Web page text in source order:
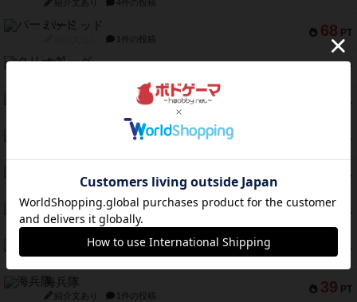
紹介文あり 4件の投稿
68 PT
パーミッド
1件の投稿
57 PT
クリーグ
PT
セミファイナル ～お前はまだ生きている～
PT
ふたつの街の物語
PT
紹介文あり 4件の投稿
PT
とうほうの！
紹介文なし 1件の投稿
42 PT
スターマイン・ラミー ポケット
紹介文あり 2件の投稿
39 PT
海兵隊
紹介文あり 1件の投稿